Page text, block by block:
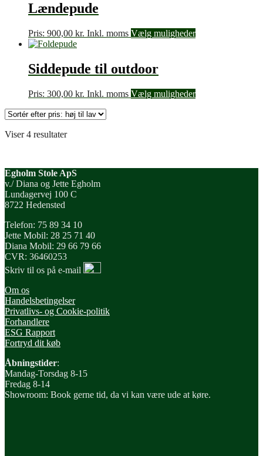
Lændepude
Pris: 900,00 kr. Inkl. moms Vælg muligheder
Siddepude til outdoor
Pris: 300,00 kr. Inkl. moms Vælg muligheder
Viser 4 resultaterSorteret
til
lav
Egholm Stole ApS
v./ Diana og Jette Egholm
Lundagervej 100 C
8722 Hedensted
Telefon: 75 89 34 10
Jette Mobil: 28 25 71 40
Diana Mobil: 29 66 79 66
CVR: 36460253
Skriv til os på e-mail
Om os
Handelsbetingelser
Privatlivs- og Cookie-politik
Forhandlere
ESG Rapport
Fortryd dit køb
Åbningstider:
Mandag-Torsdag 8-15
Fredag 8-14
Showroom: Book gerne tid, da vi kan være ude at køre.